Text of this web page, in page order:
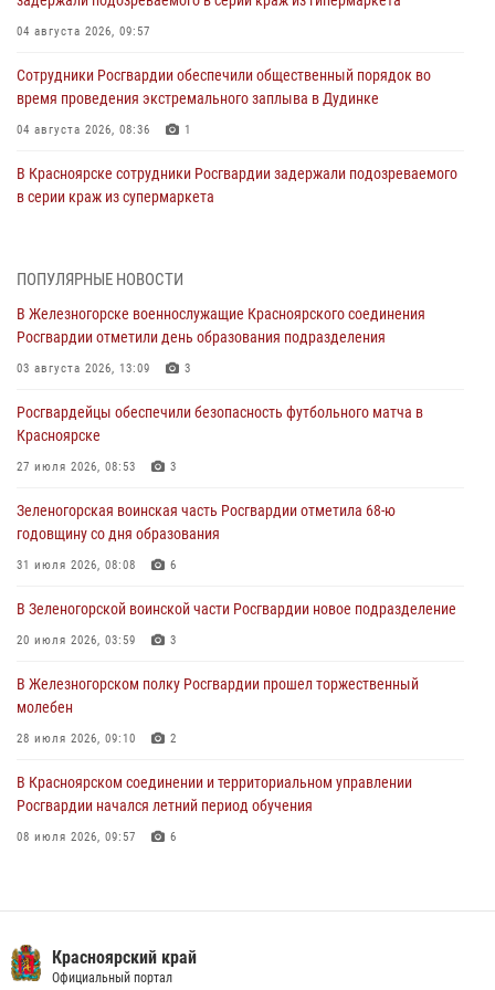
04 августа 2026, 09:57
Сотрудники Росгвардии обеспечили общественный порядок во
время проведения экстремального заплыва в Дудинке
04 августа 2026, 08:36 1
В Красноярске сотрудники Росгвардии задержали подозреваемого
в серии краж из супермаркета
Военнослужащие Красноярского соединения Росгвардии
03 августа 2026, 13:12
В Железногорске военнослужащие Красноярского соединения
03 августа 2026, 13:09
Зеленогорская воинская часть Росгвардии отметила 68-ю
31 июля 2026, 08:08
В Красноярске сотрудниками Росгвардии задержан
31 июля 2026, 01:55
ПОПУЛЯРНЫЕ НОВОСТИ
В Железногорске военнослужащие Красноярского соединения
Росгвардии отметили день образования подразделения
03 августа 2026, 13:09 3
Росгвардейцы обеспечили безопасность футбольного матча в
Красноярске
27 июля 2026, 08:53 3
Зеленогорская воинская часть Росгвардии отметила 68-ю
годовщину со дня образования
31 июля 2026, 08:08 6
В Зеленогорской воинской части Росгвардии новое подразделение
20 июля 2026, 03:59 3
В Железногорском полку Росгвардии прошел торжественный
молебен
28 июля 2026, 09:10 2
В Красноярском соединении и территориальном управлении
Росгвардии начался летний период обучения
08 июля 2026, 09:57 6
Железногорские росгвардецы получили в руки легендарное оружие
Красноярский край
Официальный портал